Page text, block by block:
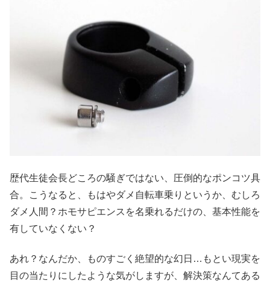
歴代生徒会長どころの騒ぎではない、圧倒的なポンコツ具
合。こうなると、もはやダメ自転車乗りというか、むしろ
ダメ人間？ホモサピエンスを名乗れるだけの、基本性能を
有していなくない？
あれ？なんだか、ものすごく絶望的な幻日…もとい現実を
目の当たりにしたような気がしますが、解決策なんてある